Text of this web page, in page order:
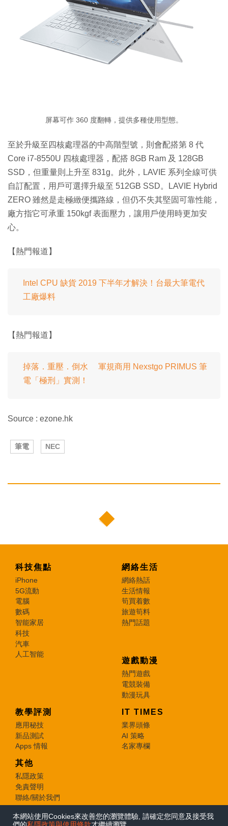
本網站使用Cookies來改善您的瀏覽體驗, 請確定您同意及接受我
屏幕可作 360 度翻轉，提供多種使用型態。
至於升級至四核處理器的中高階型號，則會配搭第 8 代
Core i7-8550U 四核處理器，配搭 8GB Ram 及 128GB
SSD，但重量則上升至 831g。此外，LAVIE 系列全線可供
自訂配置，用戶可選擇升級至 512GB SSD。LAVIE Hybrid
ZERO 雖然是走極緻便攜路線，但仍不失其堅固可靠性能，
廠方指它可承重 150kgf 表面壓力，讓用戶使用時更加安
心。
【熱門報道】
Intel CPU 缺貨 2019 下半年才解決！台最大筆電代
工廠爆料
【熱門報道】
掉落．重壓．倒水 軍規商用 Nexstgo PRIMUS 筆
電「極刑」實測！
Source : ezone.hk
筆電 NEC
科技焦點
iPhone
5G流動
電腦
數碼
智能家居
科技
汽車
人工智能
網絡生活
網絡熱話
生活情報
筍買着數
旅遊筍料
熱門話題
遊戲動漫
熱門遊戲
電競裝備
動漫玩具
教學評測
應用秘技
新品測試
Apps 情報
IT TIMES
業界頭條
AI 策略
名家專欄
其他
私隱政策
免責聲明
聯絡/關於我們
© 2026 e-zone. All Rights Reserved.